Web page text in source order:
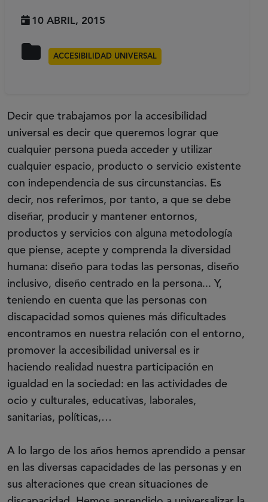
10 ABRIL, 2015
ACCESIBILIDAD UNIVERSAL
Decir que trabajamos por la accesibilidad
universal es decir que queremos lograr que
cualquier persona pueda acceder y utilizar
cualquier espacio, producto o servicio existente
con independencia de sus circunstancias. Es
decir, nos referimos, por tanto, a que se debe
diseñar, producir y mantener entornos,
productos y servicios con alguna metodología
que piense, acepte y comprenda la diversidad
humana: diseño para todas las personas, diseño
inclusivo, diseño centrado en la persona... Y,
teniendo en cuenta que las personas con
discapacidad somos quienes más dificultades
encontramos en nuestra relación con el entorno,
promover la accesibilidad universal es ir
haciendo realidad nuestra participación en
igualdad en la sociedad: en las actividades de
ocio y culturales, educativas, laborales,
sanitarias, políticas,…
A lo largo de los años hemos aprendido a pensar
en las diversas capacidades de las personas y en
sus alteraciones que crean situaciones de